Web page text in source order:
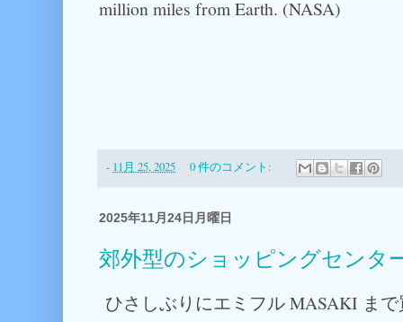
million miles from Earth. (NASA)
- 11月 25, 2025 0 件のコメント:
2025年11月24日月曜日
郊外型のショッピングセンタ
ひさしぶりにエミフル MASAKI ま